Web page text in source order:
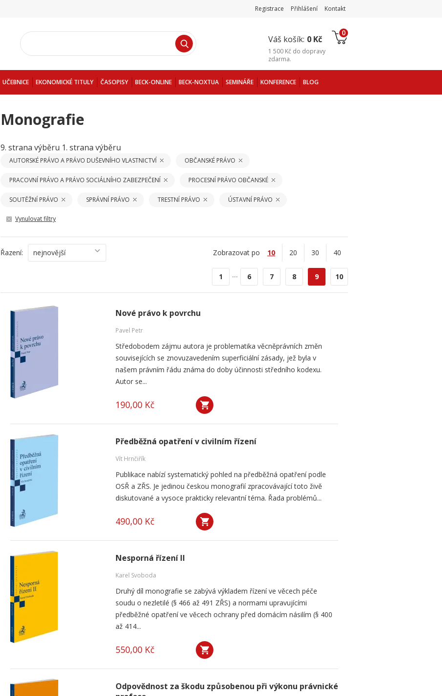
Registrace Přihlášení Kontakt
Váš košík: 0 Kč
0
1 500 Kč do dopravy
zdarma.
UČEBNICE EKONOMICKÉ TITULY ČASOPISY BECK-ONLINE BECK-NOXTUA SEMINÁŘE KONFERENCE BLOG
Monografie
9. strana výběru 1. strana výběru
AUTORSKÉ PRÁVO A PRÁVO DUŠEVNÍHO VLASTNICTVÍ OBČANSKÉ PRÁVO
PRACOVNÍ PRÁVO A PRÁVO SOCIÁLNÍHO ZABEZPEČENÍ PROCESNÍ PRÁVO OBČANSKÉ
SOUTĚŽNÍ PRÁVO SPRÁVNÍ PRÁVO TRESTNÍ PRÁVO ÚSTAVNÍ PRÁVO
Vynulovat filtry
Řazení: nejnovější Zobrazovat po 10 20 30 40
1 ... 6 7 8 9 10
Nové právo k povrchu
Pavel Petr
Středobodem zájmu autora je problematika věcněprávních změn
souvisejících se znovuzavedením superficiální zásady, jež byla v
našem právním řádu známa do doby účinnosti středního kodexu.
Autor se...
190,00 Kč
Předběžná opatření v civilním řízení
Vít Hrnčiřík
Publikace nabízí systematický pohled na předběžná opatření podle
OSŘ a ZŘS. Je jedinou českou monografií zpracovávající toto živě
diskutované a vysoce prakticky relevantní téma. Řada problémů...
490,00 Kč
Nesporná řízení II
Karel Svoboda
Druhý díl monografie se zabývá výkladem řízení ve věcech péče
soudu o nezletilé (§ 466 až 491 ZŘS) a normami upravujícími
předběžné opatření ve věcech ochrany před domácím násilím (§ 400
až 414...
550,00 Kč
Odpovědnost za škodu způsobenou při výkonu právnické